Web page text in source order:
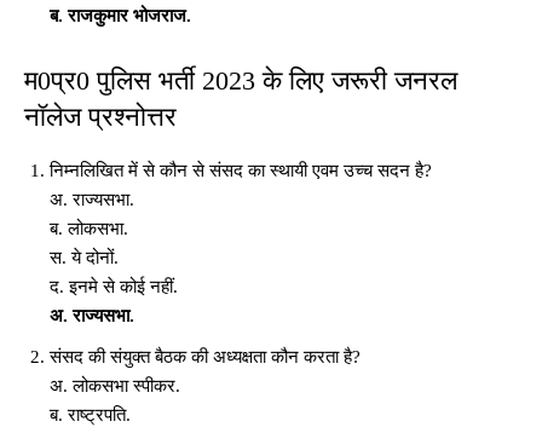
ब. राजकुमार भोजराज.
म0प्र0 पुलिस भर्ती 2023 के लिए जरूरी जनरल
नॉलेज प्रश्नोत्तर
निम्नलिखित में से कौन से संसद का स्थायी एवम उच्च सदन है?
अ. राज्यसभा.
ब. लोकसभा.
स. ये दोनों.
द. इनमे से कोई नहीं.
अ. राज्यसभा.
संसद की संयुक्त बैठक की अध्यक्षता कौन करता है?
अ. लोकसभा स्पीकर.
ब. राष्ट्रपति.